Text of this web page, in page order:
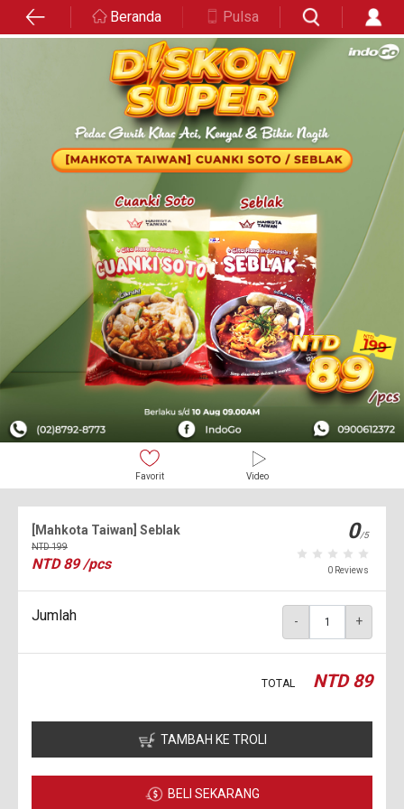
Beranda Pulsa
Favorit Video
[Mahkota Taiwan] Seblak
NTD199
NTD89 /pcs
0/5
0 Reviews
Jumlah - +
TOTAL NTD89
TAMBAH KE TROLI
BELI SEKARANG